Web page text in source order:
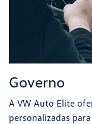
Governo
A VW Auto Elite
personalizadas